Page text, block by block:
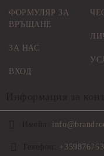
ФОРМУЛЯР ЗА
ВРЪЩАНЕ
ЗА НАС
ВХОД